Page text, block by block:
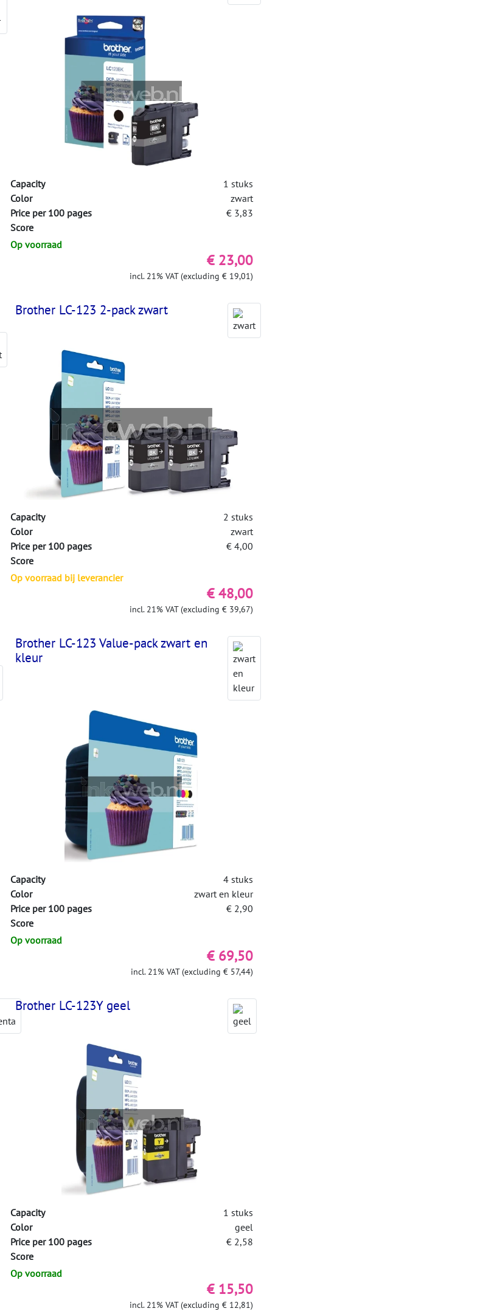
Capacity
1 stuks
Color
zwart
Price per 100 pages
€ 3,83
Score
Op voorraad
€ 23,00
incl. 21% VAT (excluding € 19,01)
Brother LC-123 2-pack zwart
Capacity
2 stuks
Color
zwart
Price per 100 pages
€ 4,00
Score
Op voorraad bij leverancier
€ 48,00
incl. 21% VAT (excluding € 39,67)
Brother LC-123 Value-pack zwart en
kleur
Capacity
4 stuks
Color
zwart en kleur
Price per 100 pages
€ 2,90
Score
Op voorraad
€ 69,50
incl. 21% VAT (excluding € 57,44)
Brother LC-123Y geel
Capacity
1 stuks
Color
geel
Price per 100 pages
€ 2,58
Score
Op voorraad
€ 15,50
incl. 21% VAT (excluding € 12,81)